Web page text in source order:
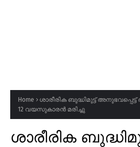
Home
ശാരീരിക ബുദ്ധിമുട്ട്
12 വയസുകാരൻ മരിച്ചു
ശാരീരിക